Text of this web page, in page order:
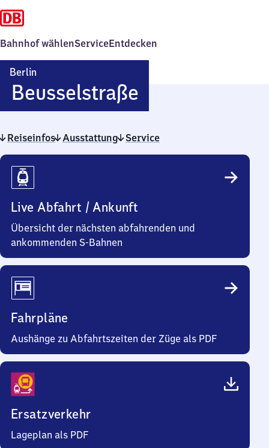
Bahnhof wählenServiceEntdecken
Berlin
BeusselstraßeBerlin
Beusselstraße
Reiseinfos Ausstattung Service
Reiseinfos
Live Abfahrt / Ankunft
Übersicht der nächsten abfahrenden und
ankommenden S-Bahnen
Fahrpläne
Aushänge zu Abfahrtszeiten der Züge als PDF
Ersatzverkehr
Lageplan als PDF